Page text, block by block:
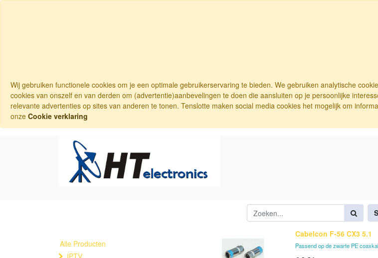
Wij gebruiken functionele cookies om je een optimale gebruikerservaring te bieden. We gebruiken analytische
cookies van onszelf en van derden om (advertentie)aanbevelingen te doen die aansluiten op je persoonlijke
relevante advertenties op sites van anderen te tonen. Tenslotte maken social media cookies het mogelijk om
onze Cookie verklaring
Alle Producten
IPTV
Cabelcon F-56 CX3 5.1
Passend op de zwarte PE